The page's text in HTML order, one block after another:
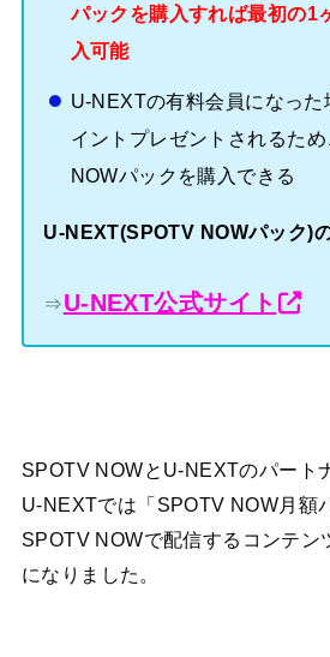
パックを購入すれば最初の1
入可能
U-NEXTの有料会員になっ
イントプレゼントされるた
NOWパックを購入できる
U-NEXT(SPOTV NOWパック)
⇒U-NEXT公式サイト
SPOTV NOWとU-NEXTのパート
U-NEXTでは「SPOTV NOW月額
SPOTV NOWで配信するコンテン
になりました。